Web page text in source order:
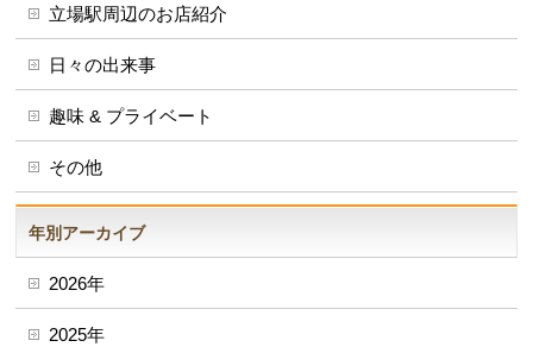
立場駅周辺のお店紹介
日々の出来事
趣味 & プライベート
その他
年別アーカイブ
2026年
2025年